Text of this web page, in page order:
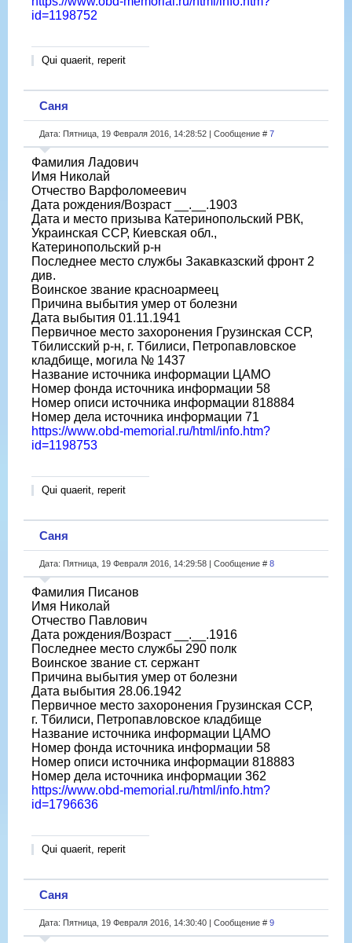
id=1198752
Qui quaerit, reperit
Саня
Дата: Пятница, 19 Февраля 2016, 14:28:52 | Сообщение # 7
Фамилия Ладович
Имя Николай
Отчество Варфоломеевич
Дата рождения/Возраст __.__.1903
Дата и место призыва Катеринопольский РВК,
Украинская ССР, Киевская обл.,
Катеринопольский р-н
Последнее место службы Закавказский фронт 2
див.
Воинское звание красноармеец
Причина выбытия умер от болезни
Дата выбытия 01.11.1941
Первичное место захоронения Грузинская ССР,
Тбилисский р-н, г. Тбилиси, Петропавловское
кладбище, могила № 1437
Название источника информации ЦАМО
Номер фонда источника информации 58
Номер описи источника информации 818884
Номер дела источника информации 71
https://www.obd-memorial.ru/html/info.htm?
id=1198753
Qui quaerit, reperit
Саня
Дата: Пятница, 19 Февраля 2016, 14:29:58 | Сообщение # 8
Фамилия Писанов
Имя Николай
Отчество Павлович
Дата рождения/Возраст __.__.1916
Последнее место службы 290 полк
Воинское звание ст. сержант
Причина выбытия умер от болезни
Дата выбытия 28.06.1942
Первичное место захоронения Грузинская ССР,
г. Тбилиси, Петропавловское кладбище
Название источника информации ЦАМО
Номер фонда источника информации 58
Номер описи источника информации 818883
Номер дела источника информации 362
https://www.obd-memorial.ru/html/info.htm?
id=1796636
Qui quaerit, reperit
Саня
Дата: Пятница, 19 Февраля 2016, 14:30:40 | Сообщение # 9